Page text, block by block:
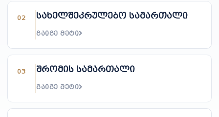
02 სახელშეკრულებო სამართალი
ᲒᲐᲘᲒᲔ ᲛᲔᲢᲘ
03 შრომის სამართალი
ᲒᲐᲘᲒᲔ ᲛᲔᲢᲘ